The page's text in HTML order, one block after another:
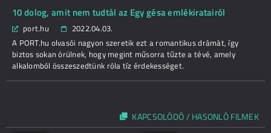
10 dolog, amit nem tudtál az Egy gésa emlékiratairól
port.hu
2022.04.03.
A PORT.hu olvasói nagyon szeretik ezt a romantikus drámát, így
biztos sokan örülnek, hogy megint műsorra tűzte a tévé, amely
alkalomból összeszedtünk róla tíz érdekességet.
KAPCSOLÓDÓ / HASONLÓ FILMEK